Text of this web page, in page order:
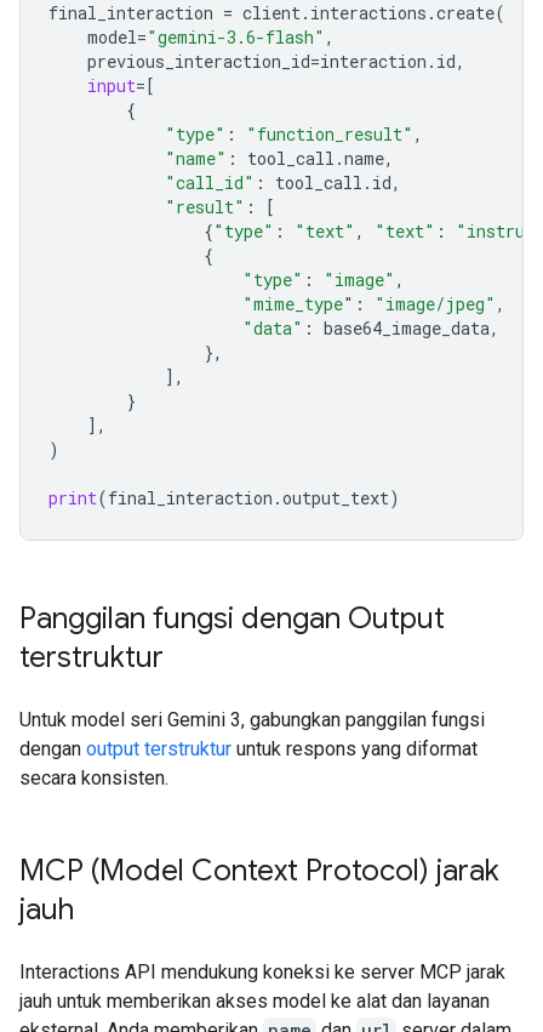
final_interaction = client. interactions .create(
model="gemini-3.6-flash" ,
previous_interaction_id=interaction . id,
input= [
{
"type" : "function_result" ,
"name" : tool_call .name,
"call_id" : tool_call . id,
"result" :
[
{"type" : "text" , "text" :
{
"type" : "image" ,
"mime_type" : "image/jpeg" ,
"data" : base64_image_data,
},
],
}
],
)
print(final_interaction .output_text)
Panggilan fungsi dengan Output
terstruktur
Untuk model seri Gemini 3, gabungkan panggilan fungsi
dengan output terstruktur untuk respons yang diformat
secara konsisten.
MCP (Model Context Protocol) jarak
jauh
Interactions API mendukung koneksi ke server MCP jarak
jauh untuk memberikan akses model ke alat dan layanan